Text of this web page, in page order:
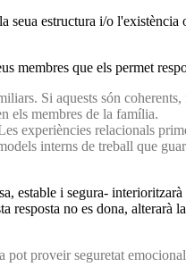
seua estructura i/o l'existència
membres que els permet
Si aquests són
els membres de la família.
experiències relacionals
interns de treball que
estable i segura-
resposta no es dona,
proveir seguretat